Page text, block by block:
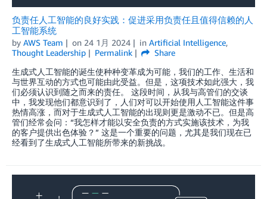
负责任人工智能的良好实践：促进采用负责任且值得信赖的人
工智能系统
by AWS Team on 24 1月 2024 in Artificial Intelligence,
Thought Leadership
Permalink
Share
生成式人工智能的诞生使种种变革成为可能，我们的工作、生活和
与世界互动的方式也可能由此受益。但是，这项技术如此强大，我
们必须认识到随之而来的责任。 这段时间，从我与高管们的交谈
中，我发现他们都意识到了，人们对可以开始使用人工智能这件事
热情高涨，而对于生成式人工智能的出现则更是激动不已。但是高
管们经常会问：“我怎样才能以安全负责的方式实施该技术，为我
的客户提供出色体验？” 这是一个重要的问题，尤其是我们现在已
经看到了生成式人工智能所带来的新挑战。